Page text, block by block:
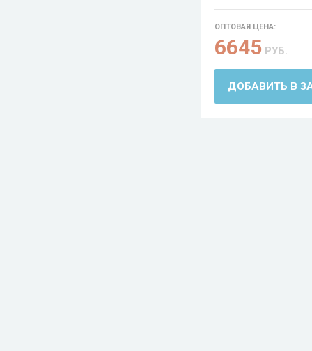
ОПТОВАЯ ЦЕНА:
6645 РУБ.
ДОБАВИТЬ В